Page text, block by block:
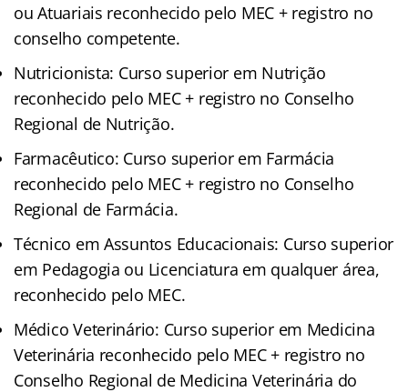
ou Atuariais reconhecido pelo MEC + registro no
conselho competente.
Nutricionista: Curso superior em Nutrição
reconhecido pelo MEC + registro no Conselho
Regional de Nutrição.
Farmacêutico: Curso superior em Farmácia
reconhecido pelo MEC + registro no Conselho
Regional de Farmácia.
Técnico em Assuntos Educacionais: Curso superior
em Pedagogia ou Licenciatura em qualquer área,
reconhecido pelo MEC.
Médico Veterinário: Curso superior em Medicina
Veterinária reconhecido pelo MEC + registro no
Conselho Regional de Medicina Veterinária do